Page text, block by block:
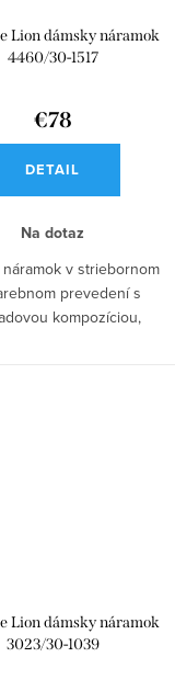
Lion dámsky náramok
4460/30-1517
€78
DETAIL
Na dotaz
náramok v striebornom
prevedení s
kompozíciou,
Lion dámsky náramok
3023/30-1039